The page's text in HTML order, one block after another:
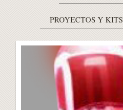
PROYECTOS Y KITS